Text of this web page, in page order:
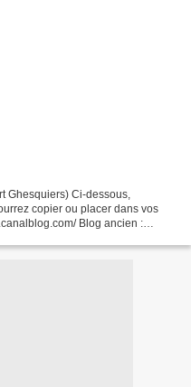
Ghesquiers) Ci-dessous,
copier ou placer dans vos
Blog ancien :